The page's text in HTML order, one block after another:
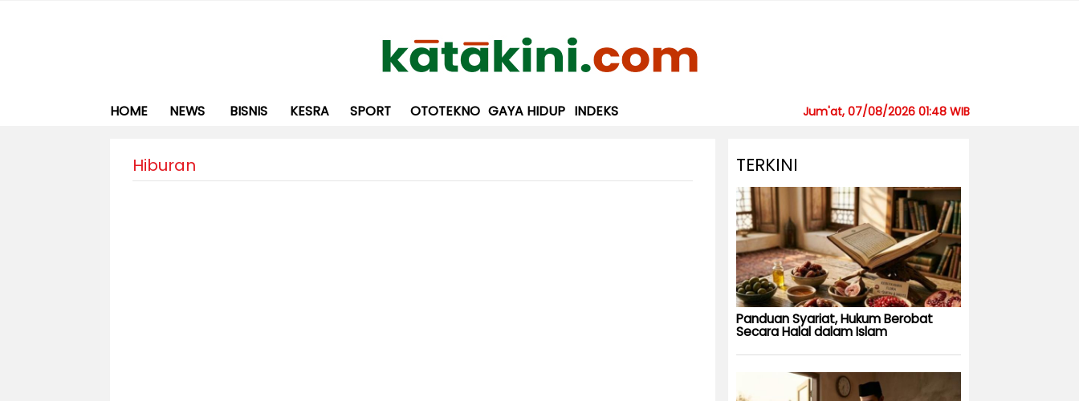
HOME NEWS BISNIS KESRA SPORT OTOTEKNO GAYA HIDUP INDEKS Jum'at, 07/08/2026 01:48 WIB
Hiburan TERKINI
Panduan Syariat, Hukum Berobat
Secara Halal dalam Islam